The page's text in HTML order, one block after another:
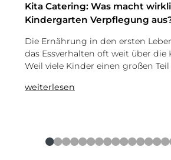
Kita Catering: Was macht
Kindergarten Verpflegung
Die Ernährung in den ersten
das Essverhalten oft weit über die
Weil viele Kinder einen großen Teil
weiterlesen
macht
wirklich
●●●●●●●●●●●●●●●